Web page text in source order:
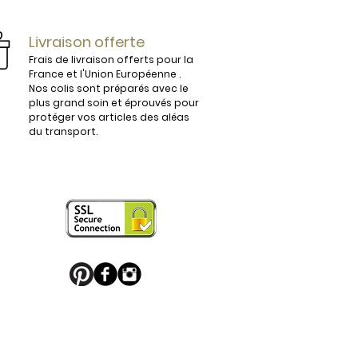
vous conviendra parfaitement.
France sont légèrement
boucle de ceinture pour apporter
puisse en profiter.
Palladium, ou habillés de motifs
Livraison offerte
Frais de livraison offerts pour la
France et l'Union Européenne .
Nos colis sont préparés avec le
plus grand soin et éprouvés pour
protéger vos articles des aléas
du transport.